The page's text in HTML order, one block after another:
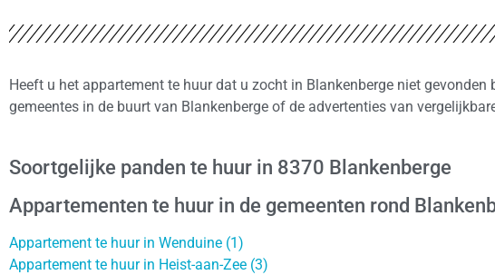
Heeft u het appartement te huur dat u zocht in Blankenberge niet
gemeentes in de buurt van Blankenberge of de advertenties van
Soortgelijke panden te huur in 8370 Blankenberge
Appartementen te huur in de gemeenten rond
Appartement te huur in Wenduine (1)
Appartement te huur in Heist-aan-Zee (3)